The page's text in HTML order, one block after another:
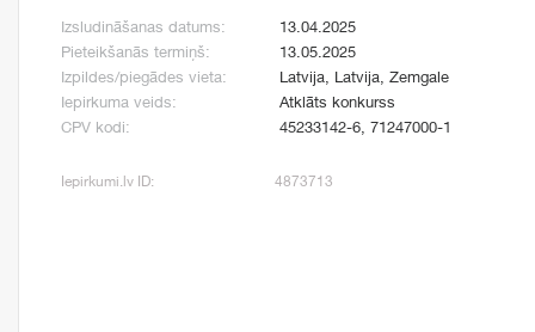
Izsludināšanas datums:
13.04.2025
Pieteikšanās termiņš:
13.05.2025
Izpildes/piegādes vieta:
Latvija, Latvija, Zemgale
Iepirkuma veids:
Atklāts konkurss
CPV kodi:
45233142-6, 71247000-1
Iepirkumi.lv ID: 4873713